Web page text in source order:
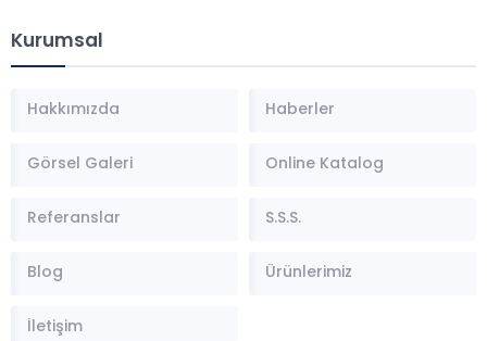
Kurumsal
Hakkımızda Haberler
Görsel Galeri Online Katalog
Referanslar S.S.S.
Blog Ürünlerimiz
İletişim